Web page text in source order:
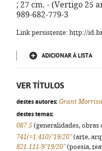
; 27 cm. - (Vertigo 25
989-682-779-3
Link persistente: http://
ADICIONAR À LISTA
VER TÍTULOS
destes autores: Grant
destes temas:
087.5 (generalidades,
741(=1:410)"19/20"(arte,
821.111-9"19/20"(poesia,